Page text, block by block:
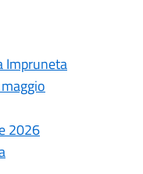
Impruneta
2026